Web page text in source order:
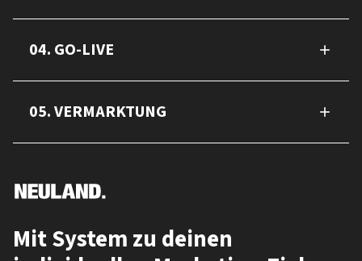
04. GO-LIVE
05. VERMARKTUNG
Mit System zu deinen